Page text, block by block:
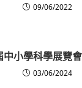
09/06/2022
中小學科學展覽
03/06/2024